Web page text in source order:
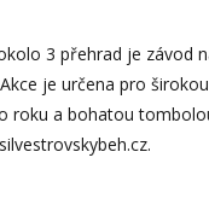
3 přehrad je závod
je určena pro
roku a bohatou